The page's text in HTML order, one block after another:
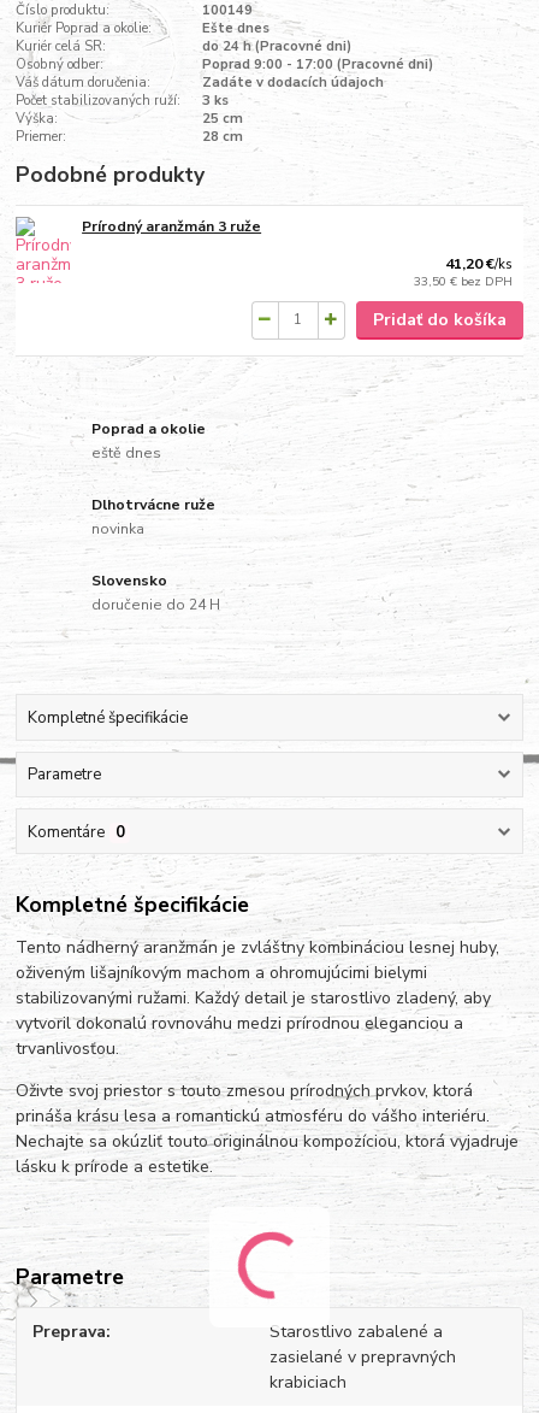
Číslo produktu:
100149
Kuriér Poprad a okolie:
Ešte dnes
Kuriér celá SR:
do 24 h (Pracovné dni)
Osobný odber:
Poprad 9:00 - 17:00 (Pracovné dni)
Váš dátum doručenia:
Zadáte v dodacích údajoch
Počet stabilizovaných ruží:
3 ks
Výška:
25 cm
Priemer:
28 cm
Podobné produkty
Prírodný aranžmán 3 ruže
41,20 €/ks
33,50 € bez DPH
Pridať do košíka
Poprad a okolie
eště dnes
Dlhotrvácne ruže
novinka
Slovensko
doručenie do 24 H
Kompletné špecifikácie
Parametre
Komentáre 0
Kompletné špecifikácie
Tento nádherný aranžmán je zvláštny kombináciou lesnej huby,
oživeným lišajníkovým machom a ohromujúcimi bielymi
stabilizovanými ružami. Každý detail je starostlivo zladený, aby
vytvoril dokonalú rovnováhu medzi prírodnou eleganciou a
trvanlivosťou.
Oživte svoj priestor s touto zmesou prírodných prvkov, ktorá
prináša krásu lesa a romantickú atmosféru do vášho interiéru.
Nechajte sa okúzliť touto originálnou kompozíciou, ktorá vyjadruje
lásku k prírode a estetike.
Parametre
Preprava
Starostlivo zabalené a
zasielané v prepravných
krabiciach